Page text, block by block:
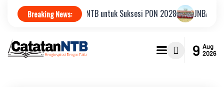
Breaking News:
KONI NTB untuk Suksesi PON 2028 JNBA 2026, KPK
9 Aug
2026